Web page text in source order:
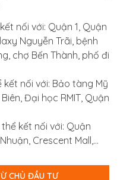
nối với: Quận 1, Quận
Nguyễn Trãi, bệnh
chợ Bến Thành, phố đi
nối với: Bảo tàng Mỹ
Đại học RMIT, Quận
kết nối với: Quận
Crescent Mall,…
CHỦ ĐẦU TƯ